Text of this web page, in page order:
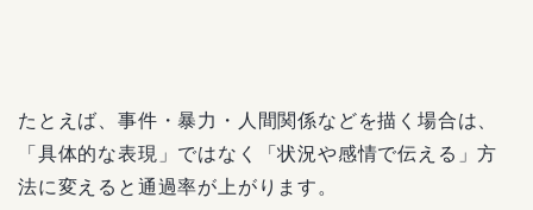
たとえば、事件・暴力・人間関係などを描く場合は、
「具体的な表現」ではなく「状況や感情で伝える」方
法に変えると通過率が上がります。